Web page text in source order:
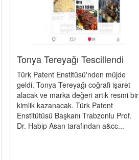
Tonya Tereyağı Tescillendi
Türk Patent Enstitüsü'nden müjde
geldi. Tonya Tereyağı coğrafi işaret
alacak ve marka değeri artık resmi bir
kimlik kazanacak. Türk Patent
Enstitütüsü Başkanı Trabzonlu Prof.
Dr. Habip Asan tarafından a&cc...